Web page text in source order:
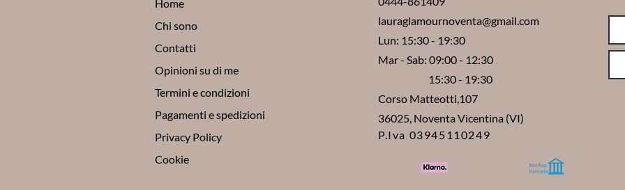
Home
Chi sono
Contatti
Opinioni su di me
Termini e condizioni
Pagamenti e spedizioni
Privacy Policy
Cookie
lauraglamournoventa@gmail.com
Lun: 15:30 - 19:30
Mar - Sab: 09:00 - 12:30
15:30 - 19:30
Corso Matteotti,107
36025, Noventa Vicentina (VI)
P.Iva 03945110249